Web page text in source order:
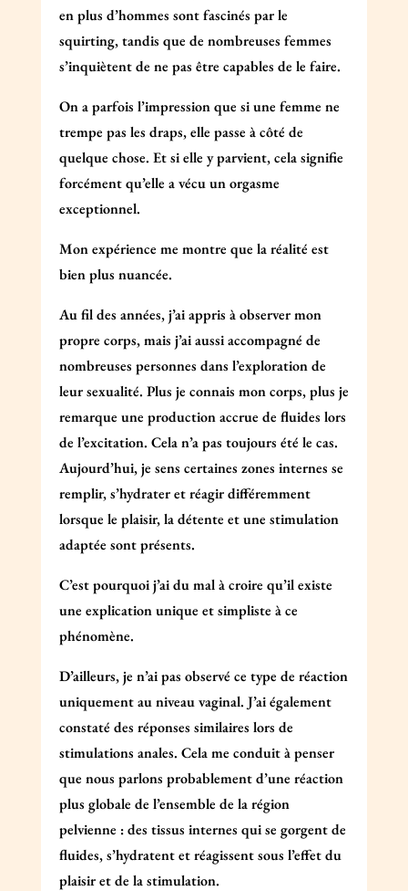
en plus d’hommes sont fascinés par le
squirting, tandis que de nombreuses femmes
s’inquiètent de ne pas être capables de le faire.
On a parfois l’impression que si une femme ne
trempe pas les draps, elle passe à côté de
quelque chose. Et si elle y parvient, cela signifie
forcément qu’elle a vécu un orgasme
exceptionnel.
Mon expérience me montre que la réalité est
bien plus nuancée.
Au fil des années, j’ai appris à observer mon
propre corps, mais j’ai aussi accompagné de
nombreuses personnes dans l’exploration de
leur sexualité. Plus je connais mon corps, plus je
remarque une production accrue de fluides lors
de l’excitation. Cela n’a pas toujours été le cas.
Aujourd’hui, je sens certaines zones internes se
remplir, s’hydrater et réagir différemment
lorsque le plaisir, la détente et une stimulation
adaptée sont présents.
C’est pourquoi j’ai du mal à croire qu’il existe
une explication unique et simpliste à ce
phénomène.
D’ailleurs, je n’ai pas observé ce type de réaction
uniquement au niveau vaginal. J’ai également
constaté des réponses similaires lors de
stimulations anales. Cela me conduit à penser
que nous parlons probablement d’une réaction
plus globale de l’ensemble de la région
pelvienne : des tissus internes qui se gorgent de
fluides, s’hydratent et réagissent sous l’effet du
plaisir et de la stimulation.